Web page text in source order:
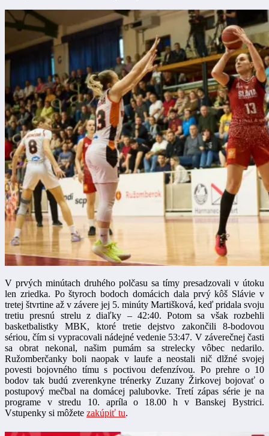
V prvých minútach druhého polčasu sa tímy presadzovali v útoku
len zriedka. Po štyroch bodoch domácich dala prvý kôš Slávie v
tretej štvrtine až v závere jej 5. minúty Martišková, keď pridala svoju
tretiu presnú strelu z diaľky – 42:40. Potom sa však rozbehli
basketbalistky MBK, ktoré tretie dejstvo zakončili 8-bodovou
sériou, čím si vypracovali nádejné vedenie 53:47. V záverečnej časti
sa obrat nekonal, našim pumám sa strelecky vôbec nedarilo.
Ružomberčanky boli naopak v laufe a neostali nič dlžné svojej
povesti bojovného tímu s poctivou defenzívou. Po prehre o 10
bodov tak budú zverenkyne trénerky Zuzany Žirkovej bojovať o
postupový mečbal na domácej palubovke. Tretí zápas série je na
programe v stredu 10. apríla o 18.00 h v Banskej Bystrici.
Vstupenky si môžete zakúpiť tu.